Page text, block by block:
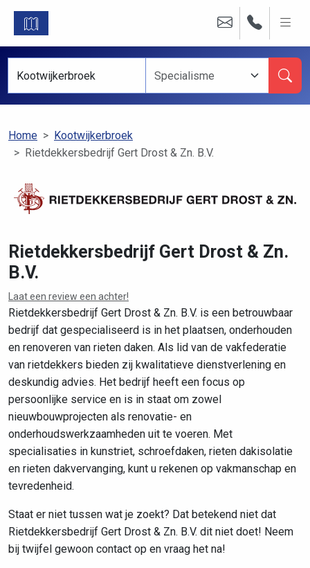
Home
Kootwijkerbroek
Rietdekkersbedrijf Gert Drost & Zn. B.V.
Rietdekkersbedrijf Gert Drost & Zn.
B.V.
Laat een review een achter!
Rietdekkersbedrijf Gert Drost & Zn. B.V. is een betrouwbaar
bedrijf dat gespecialiseerd is in het plaatsen, onderhouden
en renoveren van rieten daken. Als lid van de vakfederatie
van rietdekkers bieden zij kwalitatieve dienstverlening en
deskundig advies. Het bedrijf heeft een focus op
persoonlijke service en is in staat om zowel
nieuwbouwprojecten als renovatie- en
onderhoudswerkzaamheden uit te voeren. Met
specialisaties in kunstriet, schroefdaken, rieten dakisolatie
en rieten dakvervanging, kunt u rekenen op vakmanschap en
tevredenheid.
Staat er niet tussen wat je zoekt? Dat betekend niet dat
Rietdekkersbedrijf Gert Drost & Zn. B.V. dit niet doet! Neem
bij twijfel gewoon contact op en vraag het na!